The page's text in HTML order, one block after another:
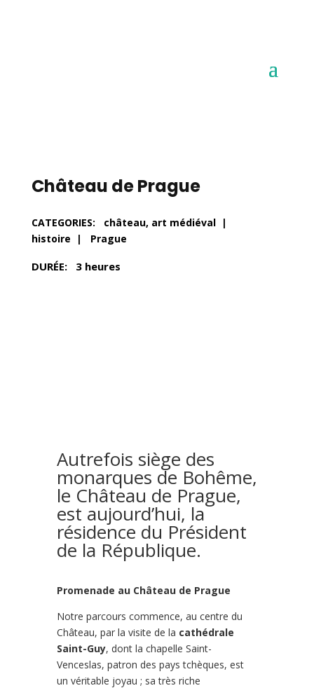
Château de Prague
CATEGORIES: château, art médiéval |
histoire | Prague
DURÉE: 3 heures
Autrefois siège des
monarques de Bohême,
le Château de Prague,
est aujourd’hui, la
résidence du Président
de la République.
Promenade au Château de Prague
Notre parcours commence, au centre du
Château, par la visite de la cathédrale
Saint-Guy, dont la chapelle Saint-
Venceslas, patron des pays tchèques, est
un véritable joyau ; sa très riche